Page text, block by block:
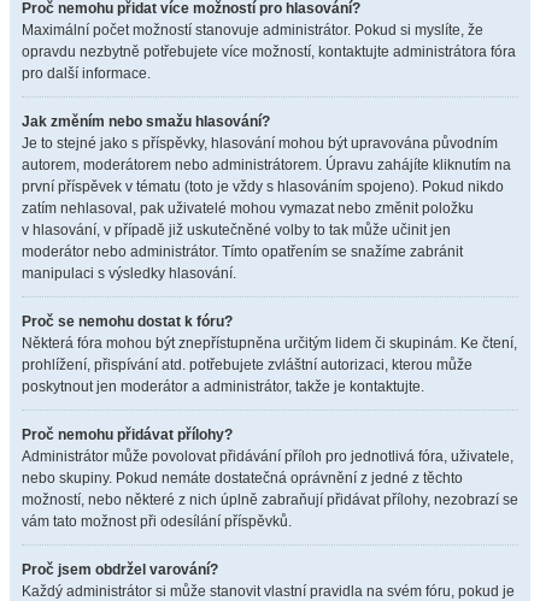
Proč nemohu přidat více možností pro hlasování?
Maximální počet možností stanovuje administrátor. Pokud si myslíte, že
opravdu nezbytně potřebujete více možností, kontaktujte administrátora fóra
pro další informace.
Jak změním nebo smažu hlasování?
Je to stejné jako s příspěvky, hlasování mohou být upravována původním
autorem, moderátorem nebo administrátorem. Úpravu zahájíte kliknutím na
první příspěvek v tématu (toto je vždy s hlasováním spojeno). Pokud nikdo
zatím nehlasoval, pak uživatelé mohou vymazat nebo změnit položku
v hlasování, v případě již uskutečněné volby to tak může učinit jen
moderátor nebo administrátor. Tímto opatřením se snažíme zabránit
manipulaci s výsledky hlasování.
Proč se nemohu dostat k fóru?
Některá fóra mohou být znepřístupněna určitým lidem či skupinám. Ke čtení,
prohlížení, přispívání atd. potřebujete zvláštní autorizaci, kterou může
poskytnout jen moderátor a administrátor, takže je kontaktujte.
Proč nemohu přidávat přílohy?
Administrátor může povolovat přidávání příloh pro jednotlivá fóra, uživatele,
nebo skupiny. Pokud nemáte dostatečná oprávnění z jedné z těchto
možností, nebo některé z nich úplně zabraňují přidávat přílohy, nezobrazí se
vám tato možnost při odesílání příspěvků.
Proč jsem obdržel varování?
Každý administrátor si může stanovit vlastní pravidla na svém fóru, pokud je